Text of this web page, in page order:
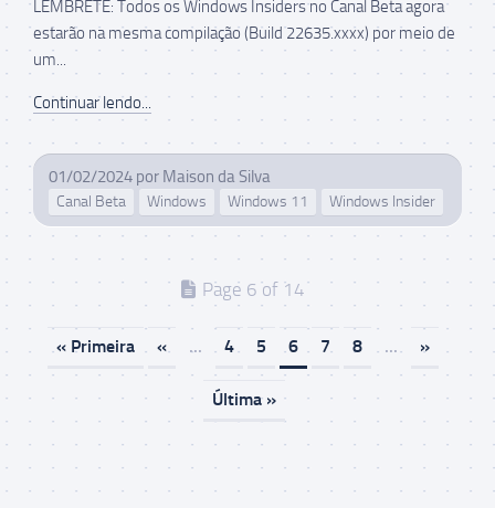
LEMBRETE: Todos os Windows Insiders no Canal Beta agora
estarão na mesma compilação (Build 22635.xxxx) por meio de
um...
Continuar lendo...
01/02/2024 por Maison da Silva
Canal Beta Windows Windows 11 Windows Insider
Page 6 of 14
« Primeira « ... 4 5 6 7 8 ... »
Última »